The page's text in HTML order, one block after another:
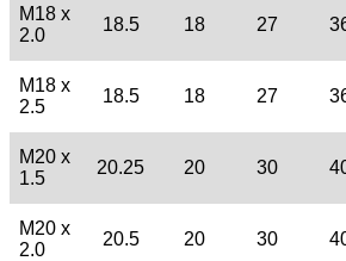
M18 x
2.0
18.5 18 27
M18 x
2.5
18.5 18 27
M20 x
1.5
20.25 20 30
M20 x
2.0
20.5 20 30